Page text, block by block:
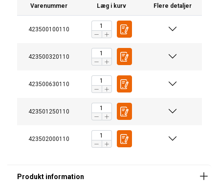
Varenummer Læg i kurv Flere detaljer
423500100110
423500320110
423500630110
423501250110
423502000110